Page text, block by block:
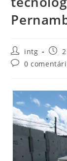
intg
0